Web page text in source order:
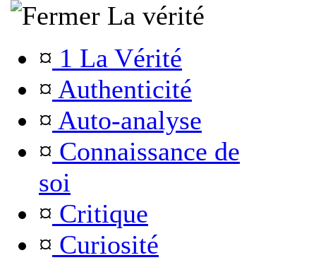
La vérité
¤ 1 La Vérité
¤ Authenticité
¤ Auto-analyse
¤ Connaissance de
soi
¤ Critique
¤ Curiosité